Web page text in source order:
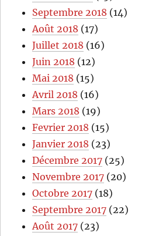
Septembre 2018 (14)
Août 2018 (17)
Juillet 2018 (16)
Juin 2018 (12)
Mai 2018 (15)
Avril 2018 (16)
Mars 2018 (19)
Fevrier 2018 (15)
Janvier 2018 (23)
Décembre 2017 (25)
Novembre 2017 (20)
Octobre 2017 (18)
Septembre 2017 (22)
Août 2017 (23)